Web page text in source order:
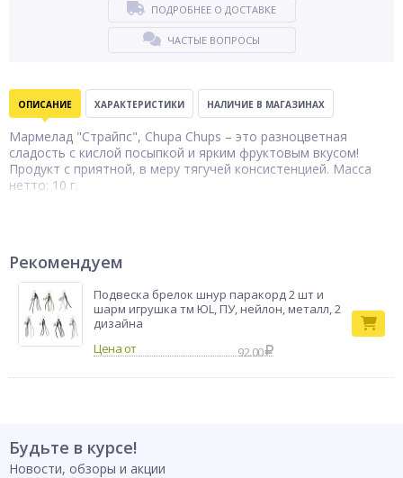
ПОДРОБНЕЕ О ДОСТАВКЕ
ЧАСТЫЕ ВОПРОСЫ
ОПИСАНИЕ ХАРАКТЕРИСТИКИ НАЛИЧИЕ В МАГАЗИНАХ
Мармелад "Страйпс", Chupa Chups – это разноцветная
сладость с кислой посыпкой и ярким фруктовым вкусом!
Продукт с приятной, в меру тягучей консистенцией. Масса
нетто: 10 г.
Рекомендуем
Подвеска брелок шнур паракорд 2 шт и
шарм игрушка тм ЮL, ПУ, нейлон, металл, 2
дизайна
92.00
Будьте в курсе!
Новости, обзоры и акции